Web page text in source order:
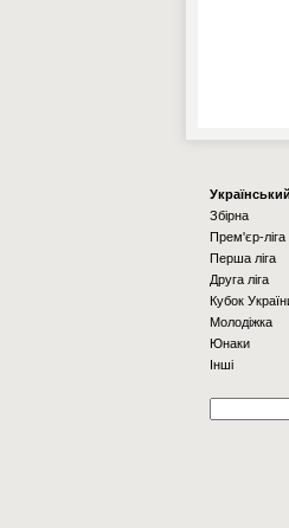
Збірна
Прем'єр-ліга
Перша ліга
Друга ліга
Кубок
Молодіжка
Юнаки
Інші